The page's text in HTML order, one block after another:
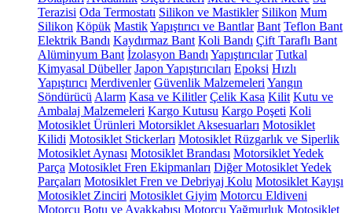
Terazisi Oda Termostatı Silikon ve Mastikler Silikon Mum
Silikon Köpük MastikYapıştırıcı ve Bantlar Bant Teflon Bant
Elektrik Bandı Kaydırmaz Bant Koli Bandı Çift Taraflı Bant
Alüminyum Bant İzolasyon Bandı Yapıştırıcılar Tutkal
Kimyasal Dübeller Japon Yapıştırıcıları Epoksi Hızlı
Yapıştırıcı Merdivenler Güvenlik Malzemeleri Yangın
Söndürücü Alarm Kasa ve Kilitler Çelik Kasa Kilit Kutu ve
Ambalaj Malzemeleri Kargo Kutusu Kargo Poşeti Koli
Motosiklet Ürünleri Motorsiklet Aksesuarları Motosiklet
Kilidi Motosiklet Stickerları Motosiklet Rüzgarlık ve Siperlik
Motosiklet Aynası Motosiklet Brandası Motorsiklet Yedek
Parça Motosiklet Fren Ekipmanları Diğer Motosiklet Yedek
Parçaları Motosiklet Fren ve Debriyaj Kolu Motosiklet Kayışı
Motosiklet Zinciri Motosiklet Giyim Motorcu Eldiveni
Motorcu Botu ve Ayakkabısı Motorcu Yağmurluk Motosiklet